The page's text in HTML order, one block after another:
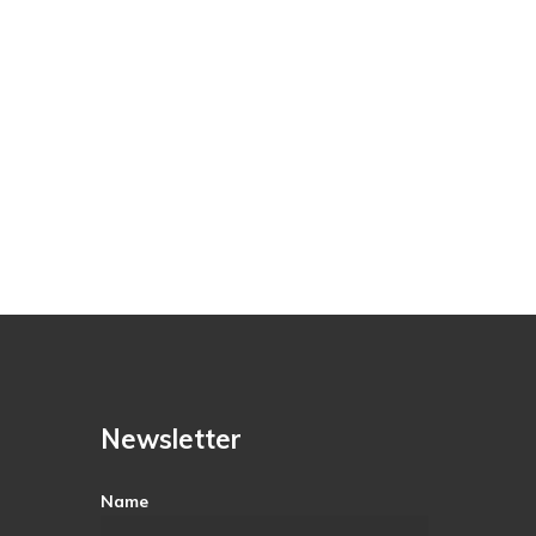
Newsletter
Name